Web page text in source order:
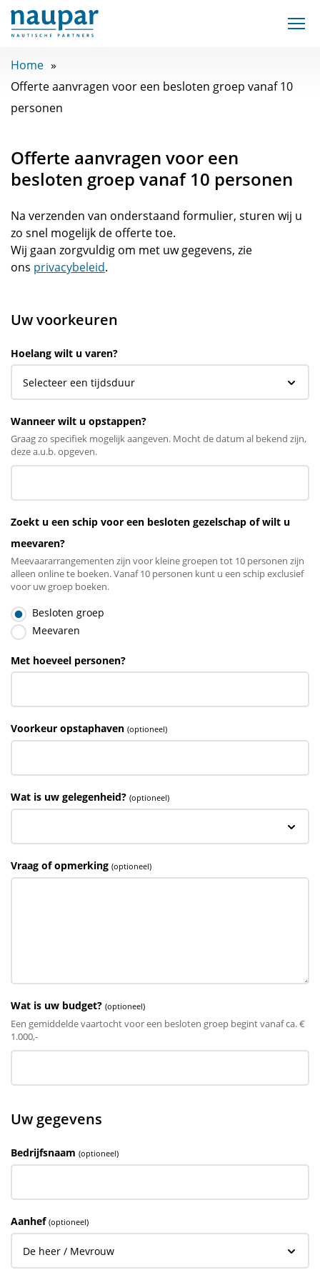
Home
Offerte aanvragen voor een besloten groep vanaf 10
personen
Offerte aanvragen voor een
besloten groep vanaf 10 personen
Na verzenden van onderstaand formulier, sturen wij u
zo snel mogelijk de offerte toe.
Wij gaan zorgvuldig om met uw gegevens, zie
ons privacybeleid.
Uw voorkeuren
Hoelang wilt u varen?
Wanneer wilt u opstappen?
Graag zo specifiek mogelijk aangeven. Mocht de datum al bekend zijn,
deze a.u.b. opgeven.
Zoekt u een schip voor een besloten gezelschap of wilt u
meevaren?
Meevaararrangementen zijn voor kleine groepen tot 10 personen zijn
alleen online te boeken. Vanaf 10 personen kunt u een schip exclusief
voor uw groep boeken.
Besloten groep
Meevaren
Met hoeveel personen?
Voorkeur opstaphaven (optioneel)
Wat is uw gelegenheid? (optioneel)
Vraag of opmerking (optioneel)
Wat is uw budget? (optioneel)
Een gemiddelde vaartocht voor een besloten groep begint vanaf ca. €
1.000,-
Uw gegevens
Bedrijfsnaam (optioneel)
Aanhef (optioneel)